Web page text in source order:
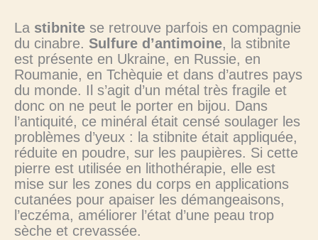
La stibnite se retrouve parfois en compagnie
du cinabre. Sulfure d’antimoine, la stibnite
est présente en Ukraine, en Russie, en
Roumanie, en Tchèquie et dans d’autres pays
du monde. Il s’agit d’un métal très fragile et
donc on ne peut le porter en bijou. Dans
l’antiquité, ce minéral était censé soulager les
problèmes d’yeux : la stibnite était appliquée,
réduite en poudre, sur les paupières. Si cette
pierre est utilisée en lithothérapie, elle est
mise sur les zones du corps en applications
cutanées pour apaiser les démangeaisons,
l’eczéma, améliorer l’état d’une peau trop
sèche et crevassée.